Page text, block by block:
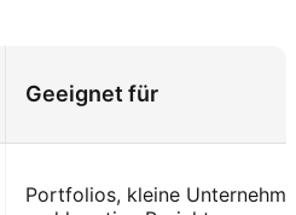
Geeignet für
Portfolios, kleine